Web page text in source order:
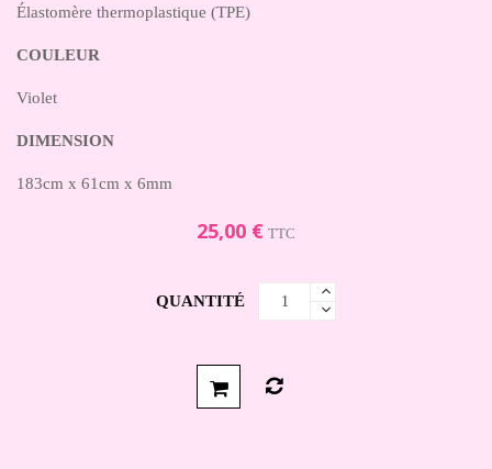
Élastomère thermoplastique (TPE)
COULEUR
Violet
DIMENSION
183cm x 61cm x 6mm
25,00 € TTC
QUANTITÉ